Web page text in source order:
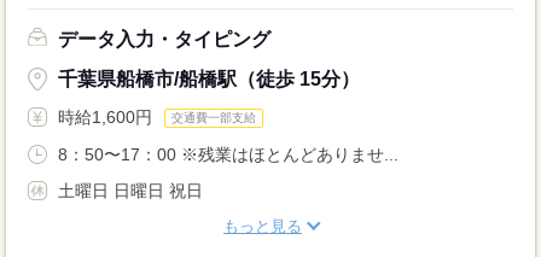
データ入力・タイピング
千葉県船橋市/船橋駅（徒歩 15分）
時給1,600円 交通費一部支給
8：50〜17：00 ※残業はほとんどありませ...
土曜日 日曜日 祝日
もっと見る